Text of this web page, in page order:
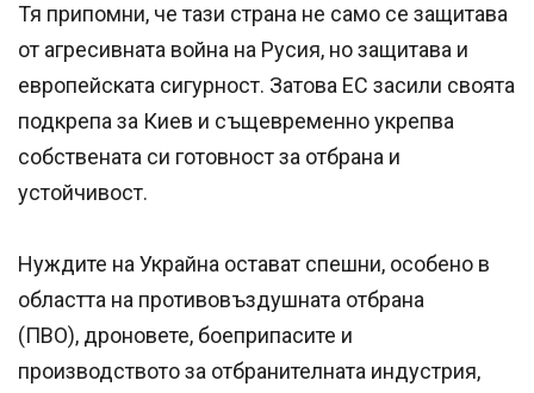
Тя припомни, че тази страна не само се защитава
от агресивната война на Русия, но защитава и
европейската сигурност. Затова ЕС засили своята
подкрепа за Киев и същевременно укрепва
собствената си готовност за отбрана и
устойчивост.
Нуждите на Украйна остават спешни, особено в
областта на противовъздушната отбрана
(ПВО), дроновете, боеприпасите и
производството за отбранителната индустрия,